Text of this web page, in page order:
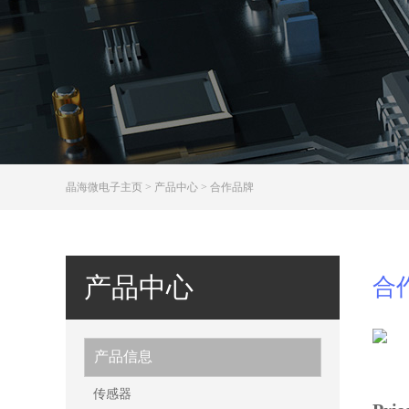
晶海微电子主页 > 产品中心 > 合作品牌
产品中心
产品信息
传感器
合